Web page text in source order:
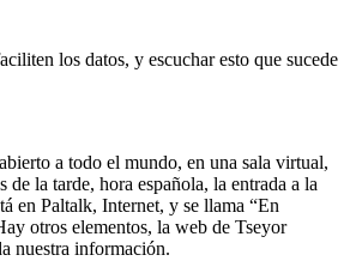
los datos, y escuchar esto que sucede
a todo el mundo, en una sala virtual,
de la tarde, hora española, la entrada a la
en Paltalk, Internet, y se llama “En
otros elementos, la web de Tseyor
nuestra información.